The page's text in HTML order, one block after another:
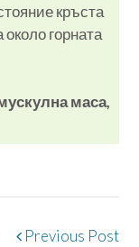
кръста
горната
маса,
Previous Post